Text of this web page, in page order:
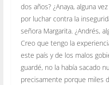
dos años? ¿Anaya, alguna
por luchar contra la
señora Margarita. ¿Andrés,
Creo que tengo la
este país y de los malos
guardé, no la había sacado
precisamente porque miles